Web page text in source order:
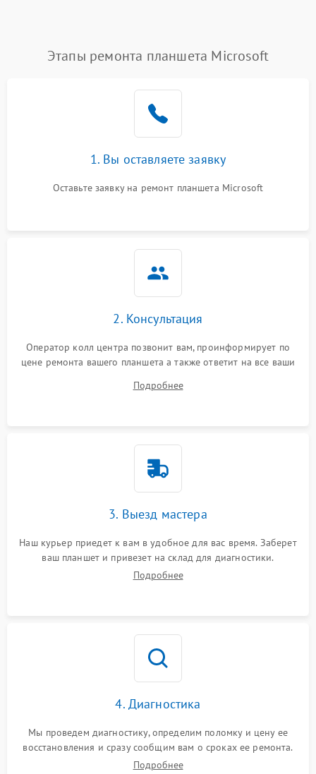
Этапы ремонта планшета Microsoft
1. Вы оставляете заявку
Оставьте заявку на ремонт планшета Microsoft
2. Консультация
Оператор колл центра позвонит вам, проинформирует по
цене ремонта вашего планшета а также ответит на все ваши
Подробнее
3. Выезд мастера
Наш курьер приедет к вам в удобное для вас время. Заберет
ваш планшет и привезет на склад для диагностики.
Подробнее
4. Диагностика
Мы проведем диагностику, определим поломку и цену ее
восстановления и сразу сообщим вам о сроках ее ремонта.
Подробнее